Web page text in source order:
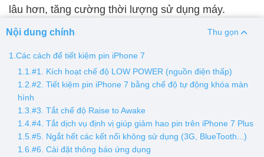
Pin iPhone Pin Samsumg Pin Oppo Pin Xiaomi
Pin Realme
Thay vỏ
Vỏ iPhone Vỏ Samsung Vỏ Xiaomi Vỏ Oppo
lâu hơn, tăng cường thời lượng sử dụng máy.
Nội dung chính Thu gọn
1.Các cách để tiết kiệm pin iPhone 7
1.1.#1. Kích hoạt chế độ LOW POWER (nguồn điện thấp)
1.2.#2. Tiết kiệm pin iPhone 7 bằng chế độ tự động khóa màn
hình
1.3.#3. Tắt chế độ Raise to Awake
1.4.#4. Tắt dịch vụ định vị giúp giảm hao pin trên iPhone 7 Plus
1.5.#5. Ngắt hết các kết nối không sử dụng (3G, BlueTooth...)
1.6.#6. Cài đặt thông báo ứng dụng